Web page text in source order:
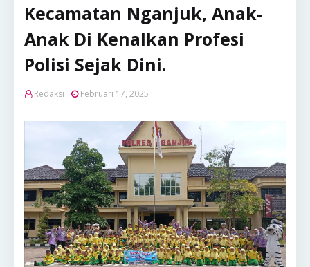
Kecamatan Nganjuk, Anak-
Anak Di Kenalkan Profesi
Polisi Sejak Dini.
Redaksi Februari 17, 2025